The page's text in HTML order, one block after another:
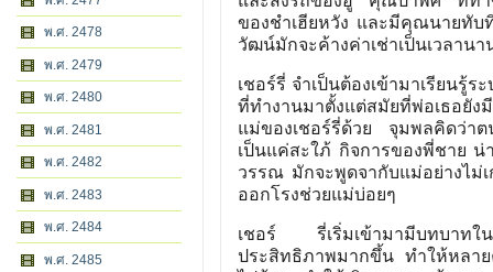
พ.ศ. 2478
พ.ศ. 2479
พ.ศ. 2480
พ.ศ. 2481
พ.ศ. 2482
พ.ศ. 2483
พ.ศ. 2484
พ.ศ. 2485
ของชำเฮียหวัง และมีคุณนายทับ
วัฒน์มักจะค้างค่าเช่าเป็นเวลานา
เชอร์รี่ จำเป็นต้องเข้ามาเรียนรู้
ที่ทำงานมาตั้งแต่สมัยที่พ่อเธอยั
แม่ของเชอร์รี่ด้วย จุมพลคิดว่า
เป็นแค่สะใภ้ กิจการของพี่ชาย น่
วรรณ มักจะพูดจากับแม่อย่างไม่เ
ออกโรงช่วยแม่บ่อยๆ
เชอร์ รี่เริ่มเข้ามามีบทบาทใน
ประสิทธิภาพมากขึ้น ทำให้หลา